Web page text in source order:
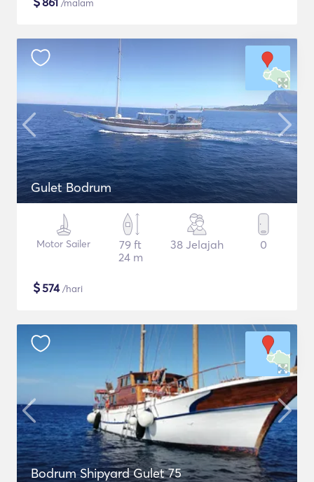
/malam
Gulet Bodrum
Motor Sailer
79 ft
24 m
38 Jelajah 0
$574/hari
Bodrum Shipyard Gulet 75